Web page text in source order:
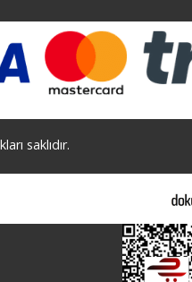
saklıdır.